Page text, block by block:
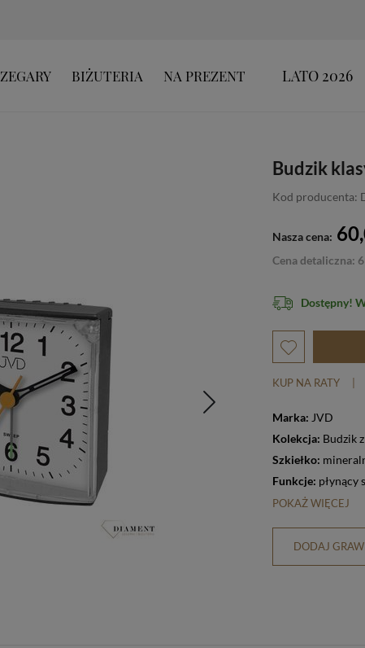
ZEGARY BIŻUTERIA NA PREZENT LATO 2026
Budzik
Kod producenta:
Nasza cena:
Cena detaliczna:
Dostępny!
KUP NA RATY
Marka: JVD
Kolekcja: Budzik
Szkiełko:
Funkcje: płynący
POKAŻ WIĘCEJ
DODAJ